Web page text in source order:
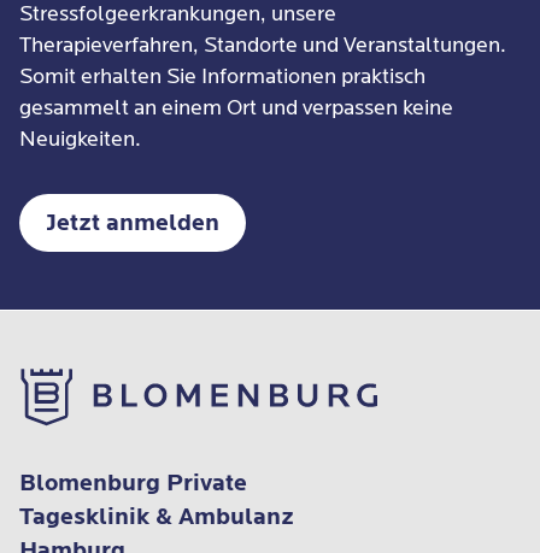
Stressfolgeerkrankungen, unsere
Therapieverfahren, Standorte und Veranstaltungen.
Somit erhalten Sie Informationen praktisch
gesammelt an einem Ort und verpassen keine
Neuigkeiten.
Jetzt anmelden
Blomenburg Private
Tagesklinik & Ambulanz